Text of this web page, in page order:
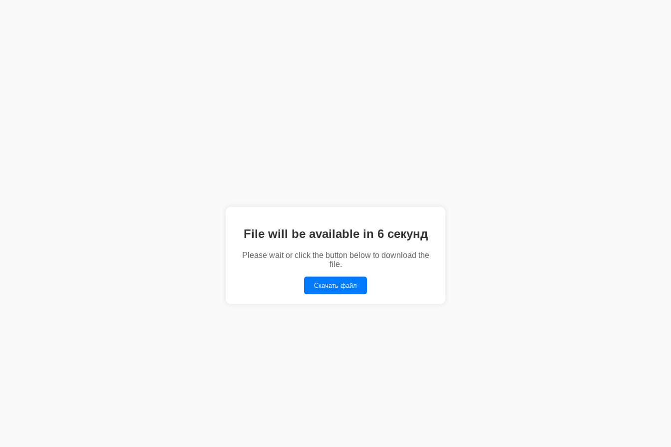
File will be available in 6 секунд
Please wait or click the button below to download the
file.
Скачать файл